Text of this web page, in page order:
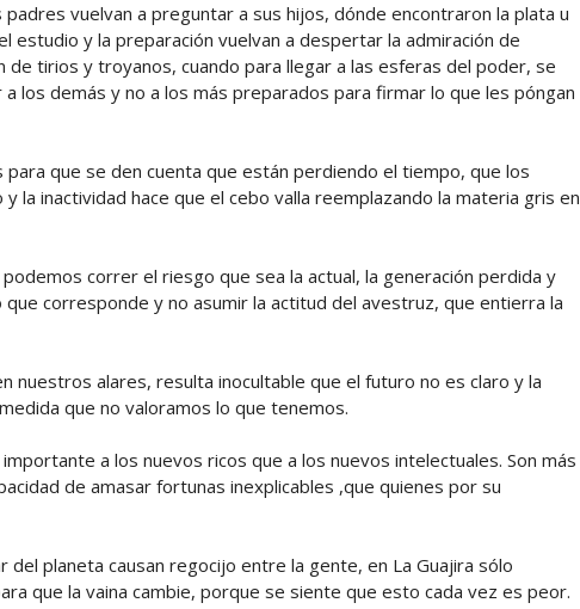
vuelvan a preguntar a sus hijos, dónde encontraron la plata u
estudio y la preparación vuelvan a despertar la admiración de
de tirios y troyanos, cuando para llegar a las esferas del poder, se
los demás y no a los más preparados para firmar lo que les póngan
para que se den cuenta que están perdiendo el tiempo, que los
la inactividad hace que el cebo valla reemplazando la materia gris en
correr el riesgo que sea la actual, la generación perdida y
corresponde y no asumir la actitud del avestruz, que entierra la
nuestros alares, resulta inocultable que el futuro no es claro y la
que no valoramos lo que tenemos.
a los nuevos ricos que a los nuevos intelectuales. Son más
de amasar fortunas inexplicables ,que quienes por su
del planeta causan regocijo entre la gente, en La Guajira sólo
que la vaina cambie, porque se siente que esto cada vez es peor.